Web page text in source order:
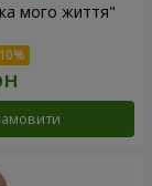
мого життя"